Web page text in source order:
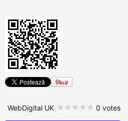
WebDigital UK 0 votes